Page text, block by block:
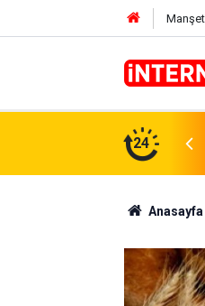
24
TL Yükseliyor: İşte Yeni
Anasayfa